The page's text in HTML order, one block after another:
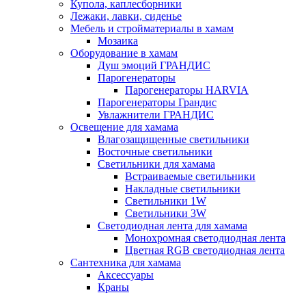
Купола, каплесборники
Лежаки, лавки, сиденье
Мебель и стройматериалы в хамам
Мозаика
Оборудование в хамам
Душ эмоций ГРАНДИС
Парогенераторы
Парогенераторы HARVIA
Парогенераторы Грандис
Увлажнители ГРАНДИС
Освещение для хамама
Влагозащищенные светильники
Восточные светильники
Светильники для хамама
Встраиваемые светильники
Накладные светильники
Светильники 1W
Светильники 3W
Светодиодная лента для хамама
Монохромная светодиодная лента
Цветная RGB светодиодная лента
Сантехника для хамама
Аксессуары
Краны